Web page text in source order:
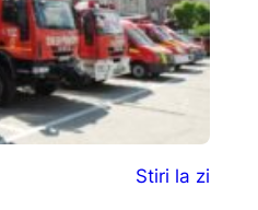
Stiri la zi